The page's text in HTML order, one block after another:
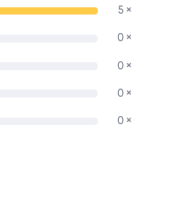
5 ×
0 ×
0 ×
0 ×
0 ×